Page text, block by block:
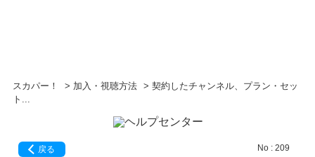
スカパー！ > 加入・視聴方法 > 契約したチャンネル、プラン・セッ
ト...
戻る No : 209